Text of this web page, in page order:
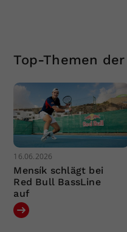
Top-Themen
16.06.2026
Mensík schlägt bei
Red Bull BassLine
auf